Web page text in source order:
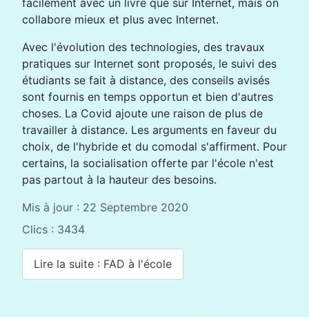
collabore mieux et plus avec Internet.
Avec l'évolution des technologies, des travaux
pratiques sur Internet sont proposés, le suivi des
étudiants se fait à distance, des conseils avisés
sont fournis en temps opportun et bien d'autres
choses. La Covid ajoute une raison de plus de
travailler à distance. Les arguments en faveur du
choix, de l'hybride et du comodal s'affirment. Pour
certains, la socialisation offerte par l'école n'est
pas partout à la hauteur des besoins.
Mis à jour : 22 Septembre 2020
Clics : 3434
Lire la suite : FAD à l'école